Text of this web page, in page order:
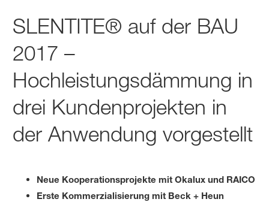
SLENTITE® auf der BAU
2017 –
Hochleistungsdämmung in
drei Kundenprojekten in
der Anwendung vorgestellt
Neue Kooperationsprojekte mit Okalux und RAICO
Erste Kommerzialisierung mit Beck + Heun